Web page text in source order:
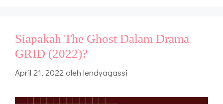
Siapakah The Ghost Dalam Drama
GRID (2022)?
April 21, 2022 oleh lendyagassi